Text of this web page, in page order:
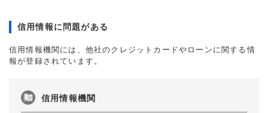
信用情報に問題がある
信用情報機関には、他社のクレジットカードやローンに関する情
報が登録されています。
信用情報機関